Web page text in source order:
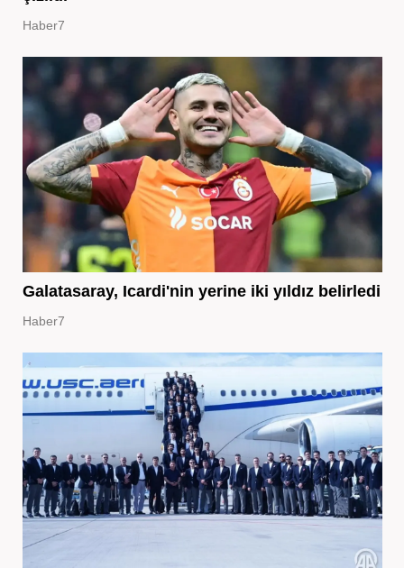
Haber7
Galatasaray, Icardi'nin yerine iki yıldız belirledi
Haber7